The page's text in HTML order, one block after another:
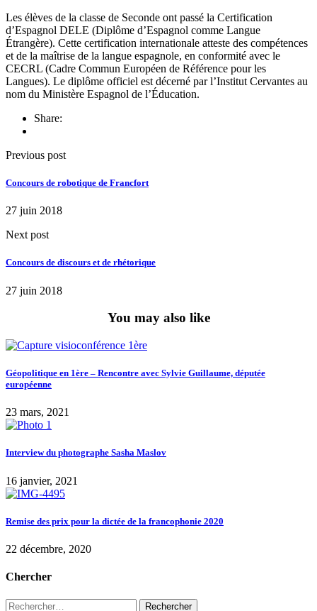
Les élèves de la classe de Seconde ont passé la Certification
d’Espagnol DELE (Diplôme d’Espagnol comme Langue
Étrangère). Cette certification internationale atteste des compétences
et de la maîtrise de la langue espagnole, en conformité avec le
CECRL (Cadre Commun Européen de Référence pour les
Langues). Le diplôme officiel est décerné par l’Institut Cervantes au
nom du Ministère Espagnol de l’Éducation.
Share:
Previous post
Concours de robotique de Francfort
27 juin 2018
Next post
Concours de discours et de rhétorique
27 juin 2018
You may also like
Géopolitique en 1ère – Rencontre avec Sylvie Guillaume, députée
européenne
23 mars, 2021
Interview du photographe Sasha Maslov
16 janvier, 2021
Remise des prix pour la dictée de la francophonie 2020
22 décembre, 2020
Chercher
Rechercher :